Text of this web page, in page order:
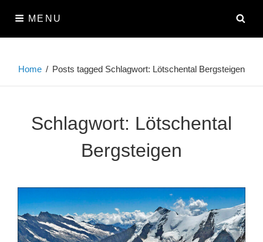
content
MENU
Home / Posts tagged Schlagwort: Lötschental Bergsteigen
Schlagwort: Lötschental
Bergsteigen